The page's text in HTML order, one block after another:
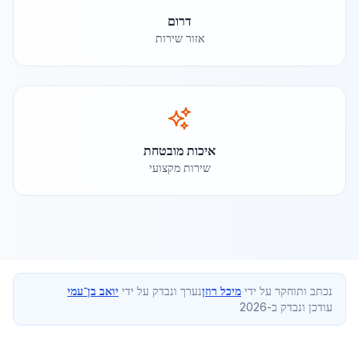
דרום
אזור שירות
איכות מובטחת
שירות מקצועי
נכתב ותוחקר על ידי מיכל רוזןנערך ונבדק על ידי יואב בן־עמי
עודכן ונבדק ב-2026